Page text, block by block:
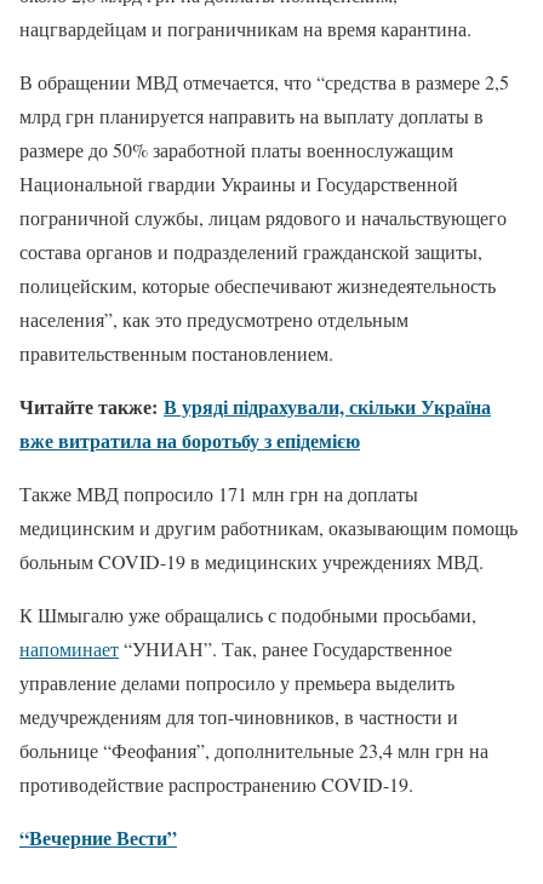
нацгвардейцам и пограничникам на время карантина.
В обращении МВД отмечается, что “средства в размере 2,5
млрд грн планируется направить на выплату доплаты в
размере до 50% заработной платы военнослужащим
Национальной гвардии Украины и Государственной
пограничной службы, лицам рядового и начальствующего
состава органов и подразделений гражданской защиты,
полицейским, которые обеспечивают жизнедеятельность
населения”, как это предусмотрено отдельным
правительственным постановлением.
Читайте также: В уряді підрахували, скільки Україна
вже витратила на боротьбу з епідемією
Также МВД попросило 171 млн грн на доплаты
медицинским и другим работникам, оказывающим помощь
больным COVID-19 в медицинских учреждениях МВД.
К Шмыгалю уже обращались с подобными просьбами,
напоминает“УНИАН”. Так, ранее Государственное
управление делами попросило у премьера выделить
медучреждениям для топ-чиновников, в частности и
больнице “Феофания”, дополнительные 23,4 млн грн на
противодействие распространению COVID-19.
“Вечерние Вести”